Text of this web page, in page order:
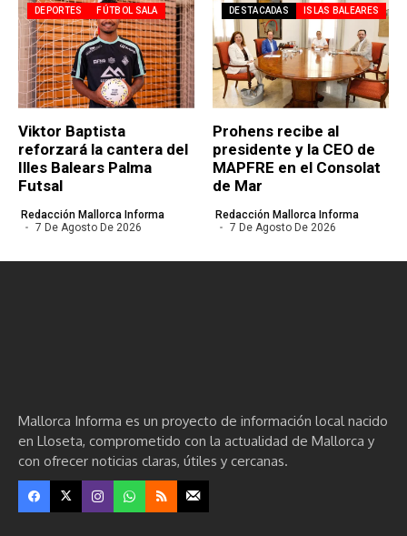
DEPORTES FÚTBOL SALA
Viktor Baptista
reforzará la cantera del
Illes Balears Palma
Futsal
Redacción Mallorca Informa
7 De Agosto De 2026
DESTACADAS ISLAS BALEARES
Prohens recibe al
presidente y la CEO de
MAPFRE en el Consolat
de Mar
Redacción Mallorca Informa
7 De Agosto De 2026
Mallorca Informa es un proyecto de información local nacido
en Lloseta, comprometido con la actualidad de Mallorca y
con ofrecer noticias claras, útiles y cercanas.